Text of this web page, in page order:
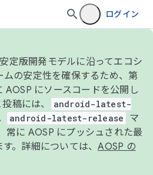
ログイン
定版開発モデルに沿ってエコシ
ムの安定性を確保するため、第
AOSP にソースコードを公開し
稿には、
android-latest-
android-latest-release
マ
常に AOSP にプッシュされた最
。詳細については、AOSP の